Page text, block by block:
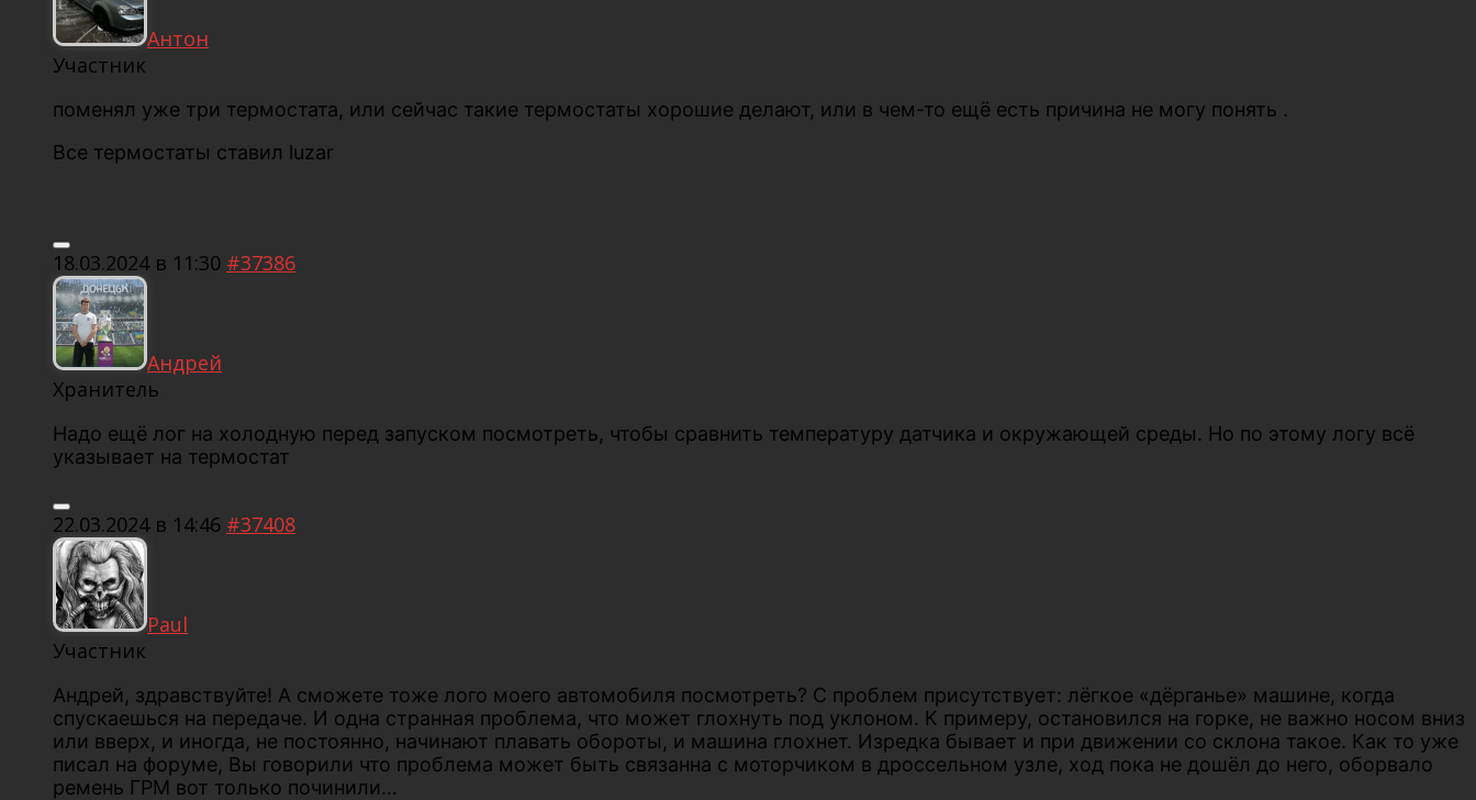
Антон
Участник
поменял уже три термостата, или сейчас такие термостаты хорошие делают, или в чем-то ещё есть причина не могу понять .
Все термостаты ставил luzar
18.03.2024 в 11:30 #37386
Андрей
Хранитель
Надо ещё лог на холодную перед запуском посмотреть, чтобы сравнить температуру датчика и окружающей среды. Но по этому логу всё
указывает на термостат
22.03.2024 в 14:46 #37408
Paul
Участник
Андрей, здравствуйте! А сможете тоже лого моего автомобиля посмотреть? С проблем присутствует: лёгкое «дёрганье» машине, когда
спускаешься на передаче. И одна странная проблема, что может глохнуть под уклоном. К примеру, остановился на горке, не важно носом вниз
или вверх, и иногда, не постоянно, начинают плавать обороты, и машина глохнет. Изредка бывает и при движении со склона такое. Как то уже
писал на форуме, Вы говорили что проблема может быть связанна с моторчиком в дроссельном узле, ход пока не дошёл до него, оборвало
ремень ГРМ вот только починили…